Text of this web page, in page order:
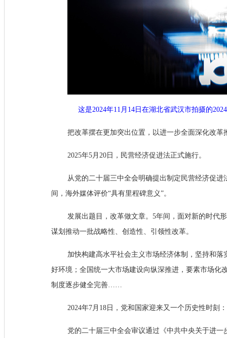
这是2024年11月14日在湖北省武汉市拍摄的
把改革摆在更加突出位置，以进一步全面深化改
2025年5月20日，民营经济促进法正式施行。
从党的二十届三中全会明确提出制定民营经济促
间，海外媒体评价“具有里程碑意义”。
发展出题目，改革做文章。5年间，面对新的时代
谋划推动一批战略性、创造性、引领性改革。
加快构建高水平社会主义市场经济体制，坚持和
好环境；全国统一大市场建设向纵深推进，要素市场化
制度逐步健全完善……
2024年7月18日，党和国家迎来又一个历史性时刻：
党的二十届三中全会审议通过《中共中央关于进